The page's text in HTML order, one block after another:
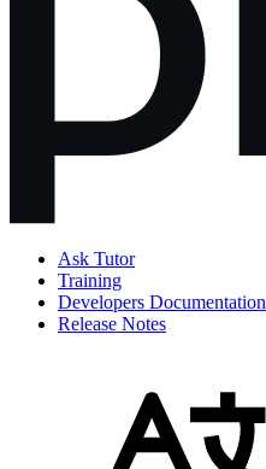
Ask Tutor
Training
Developers Documentation
Release Notes